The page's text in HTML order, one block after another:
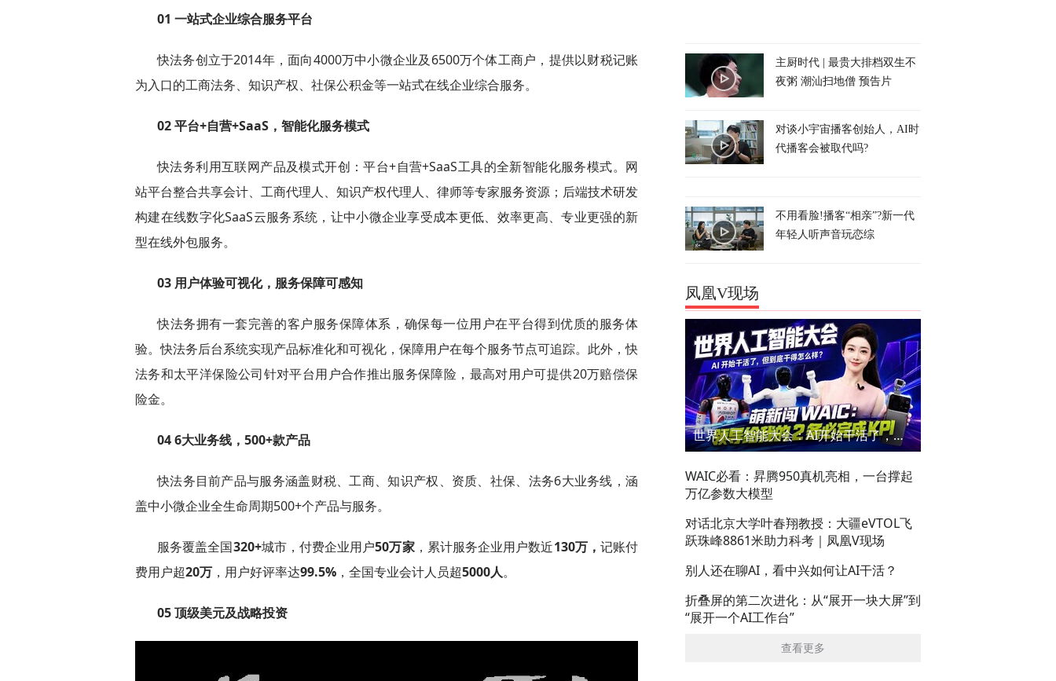
01 一站式企业综合服务平台
快法务创立于2014年，面向4000万中小微企业及6500万个体工商户，提供以财税记账
为入口的工商法务、知识产权、社保公积金等一站式在线企业综合服务。
02 平台+自营+SaaS，智能化服务模式
快法务利用互联网产品及模式开创：平台+自营+SaaS工具的全新智能化服务模式。网
站平台整合共享会计、工商代理人、知识产权代理人、律师等专家服务资源；后端技术研发
构建在线数字化SaaS云服务系统，让中小微企业享受成本更低、效率更高、专业更强的新
型在线外包服务。
03 用户体验可视化，服务保障可感知
快法务拥有一套完善的客户服务保障体系，确保每一位用户在平台得到优质的服务体
验。快法务后台系统实现产品标准化和可视化，保障用户在每个服务节点可追踪。此外，快
法务和太平洋保险公司针对平台用户合作推出服务保障险，最高对用户可提供20万赔偿保
险金。
04 6大业务线，500+款产品
快法务目前产品与服务涵盖财税、工商、知识产权、资质、社保、法务6大业务线，涵
盖中小微企业全生命周期500+个产品与服务。
服务覆盖全国320+城市，付费企业用户50万家，累计服务企业用户数近130万， 记账付
费用户超20万 ，用户好评率达99.5% ，全国专业会计人员超5000人。
05 顶级美元及战略投资
主厨时代 | 最贵大排档双生不
夜粥 潮汕扫地僧 预告片
对谈小宇宙播客创始人，AI时
代播客会被取代吗?
不用看脸!播客“相亲”?新一代
年轻人听声音玩恋综
凤凰V现场
世界人工智能大会：AI开始干活了，但到底干的怎么样？萌新闯WAIC
WAIC必看：昇腾950真机亮相，一台撑起
万亿参数大模型
对话北京大学叶春翔教授：大疆eVTOL飞
跃珠峰8861米助力科考｜凤凰V现场
别人还在聊AI，看中兴如何让AI干活？
折叠屏的第二次进化：从“展开一块大屏”到
“展开一个AI工作台”
查看更多